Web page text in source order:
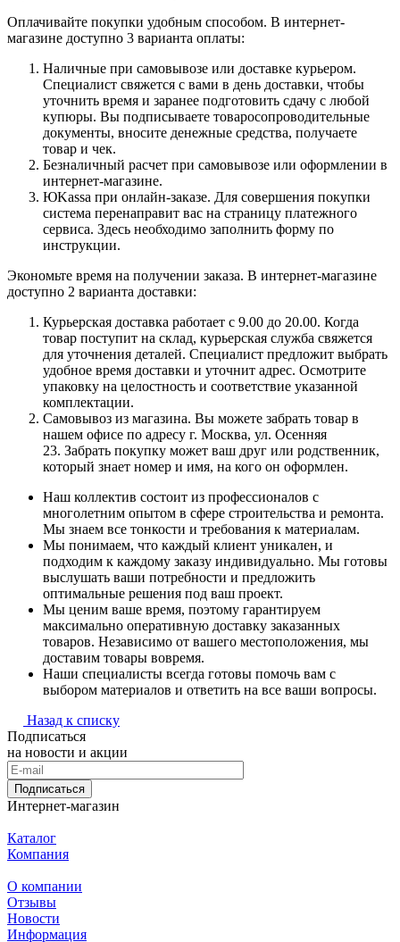
Оплачивайте покупки удобным способом. В интернет-
магазине доступно 3 варианта оплаты:
Наличные при самовывозе или доставке курьером.
Специалист свяжется с вами в день доставки, чтобы
уточнить время и заранее подготовить сдачу с любой
купюры. Вы подписываете товаросопроводительные
документы, вносите денежные средства, получаете
товар и чек.
Безналичный расчет при самовывозе или оформлении в
интернет-магазине.
ЮKassa при онлайн-заказе. Для совершения покупки
система перенаправит вас на страницу платежного
сервиса. Здесь необходимо заполнить форму по
инструкции.
Экономьте время на получении заказа. В интернет-магазине
доступно 2 варианта доставки:
Курьерская доставка работает с 9.00 до 20.00. Когда
товар поступит на склад, курьерская служба свяжется
для уточнения деталей. Специалист предложит выбрать
удобное время доставки и уточнит адрес. Осмотрите
упаковку на целостность и соответствие указанной
комплектации.
Самовывоз из магазина. Вы можете забрать товар в
нашем офисе по адресу г. Москва, ул. Осенняя
23. Забрать покупку может ваш друг или родственник,
который знает номер и имя, на кого он оформлен.
Наш коллектив состоит из профессионалов с
многолетним опытом в сфере строительства и ремонта.
Мы знаем все тонкости и требования к материалам.
Мы понимаем, что каждый клиент уникален, и
подходим к каждому заказу индивидуально. Мы готовы
выслушать ваши потребности и предложить
оптимальные решения под ваш проект.
Мы ценим ваше время, поэтому гарантируем
максимально оперативную доставку заказанных
товаров. Независимо от вашего местоположения, мы
доставим товары вовремя.
Наши специалисты всегда готовы помочь вам с
выбором материалов и ответить на все ваши вопросы.
Назад к списку
Подписаться
на новости и акции
Подписаться
Интернет-магазин
Каталог
Компания
О компании
Отзывы
Новости
Информация